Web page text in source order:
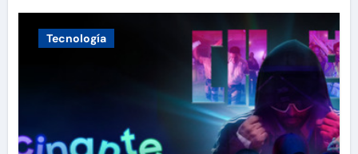
Tecnología